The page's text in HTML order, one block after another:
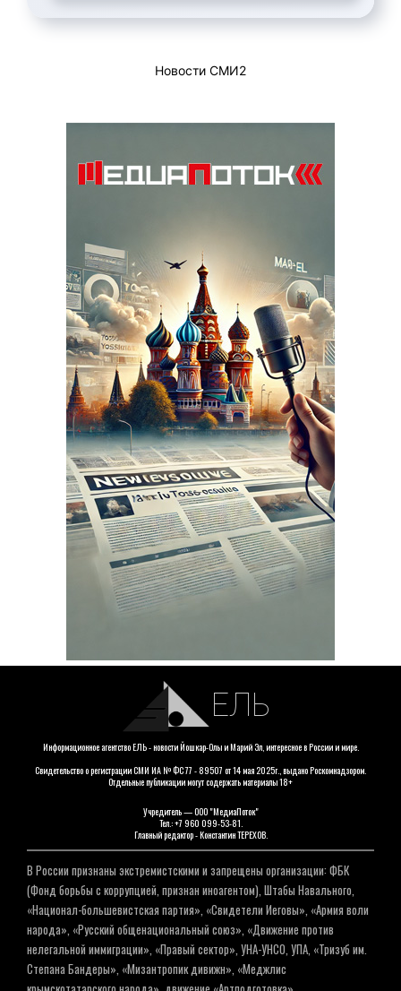
Новости СМИ2
ЕЛЬ
Информационное агентство ЕЛЬ - новости Йошкар-Олы и Марий Эл, интересное в России и мире.
Свидетельство о регистрации СМИ ИА № ФС 77 - 89507 от 14 мая 2025г., выдано Роскомнадзором.
Отдельные публикации могут содержать материалы 18+
Учредитель — ООО "МедиаПоток"
Тел.: +7 960 099-53-81.
Главный редактор - Константин ТЕРЕХОВ.
В России признаны экстремистскими и запрещены организации: ФБК
(Фонд борьбы с коррупцией, признан иноагентом), Штабы Навального,
«Национал-большевистская партия», «Свидетели Иеговы», «Армия воли
народа», «Русский общенациональный союз», «Движение против
нелегальной иммиграции», «Правый сектор», УНА-УНСО, УПА, «Тризуб им.
Степана Бандеры», «Мизантропик дивижн», «Меджлис